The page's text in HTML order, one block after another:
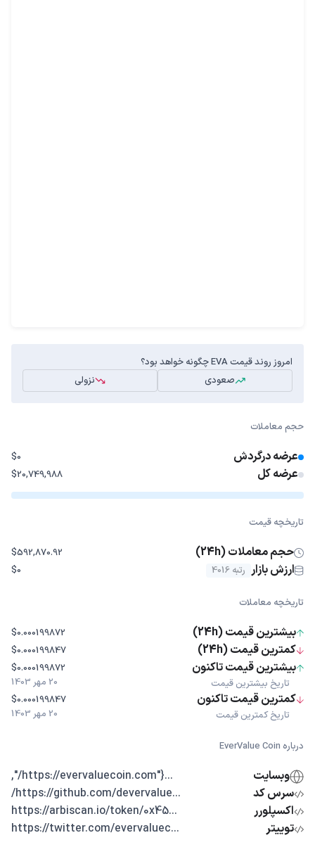
امروز روند قیمت EVA چگونه خواهد بود؟
صعودی
نزولی
حجم معاملات
عرضه درگردش $0
عرضه کل $20,749,988
تاریخچه قیمت
حجم معاملات (24h) $592,870.92
ارزش بازار رتبه 4016 $0
تاریخچه معاملات
بیشترین قیمت (24h) $0.000199872
کمترین قیمت (24h) $0.000199847
بیشترین قیمت تاکنون
تاریخ بیشترین قیمت
$0.000199872
20 مهر 1403
کمترین قیمت تاکنون
تاریخ کمترین قیمت
$0.000199847
20 مهر 1403
درباره EverValue Coin
وبسایت
...{"https://evervaluecoin.com/",
سرس کد
...https://github.com/devervalue/
اکسپلورر
...https://arbiscan.io/token/0x45
توییتر
...https://twitter.com/evervaluec